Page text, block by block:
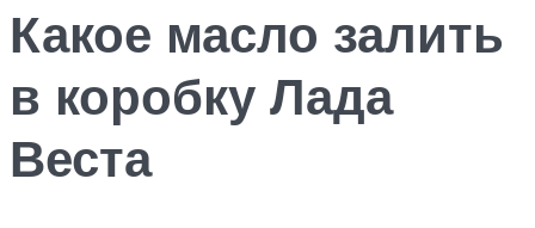
Какое масло залить
в коробку Лада
Веста